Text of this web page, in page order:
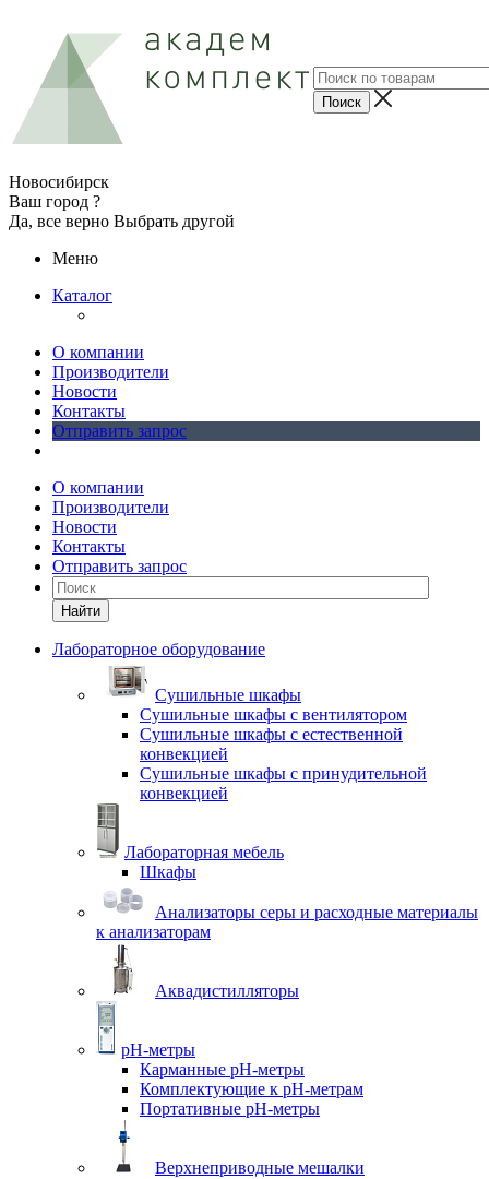
Новосибирск
Ваш город ?
Да, все верно Выбрать другой
Меню
Каталог
О компании
Производители
Новости
Контакты
Отправить запрос
О компании
Производители
Новости
Контакты
Отправить запрос
Найти
Лабораторное оборудование
Cушильные шкафы
Сушильные шкафы с вентилятором
Сушильные шкафы с естественной
конвекцией
Сушильные шкафы с принудительной
конвекцией
Лабораторная мебель
Шкафы
Анализаторы серы и расходные материалы
к анализаторам
Аквадистилляторы
pH-метры
Карманные pH-метры
Комплектующие к pH-метрам
Портативные pH-метры
Верхнеприводные мешалки